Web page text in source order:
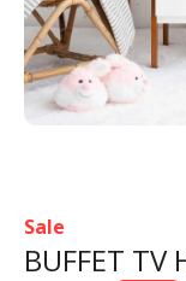
Sale
BUFFET TV